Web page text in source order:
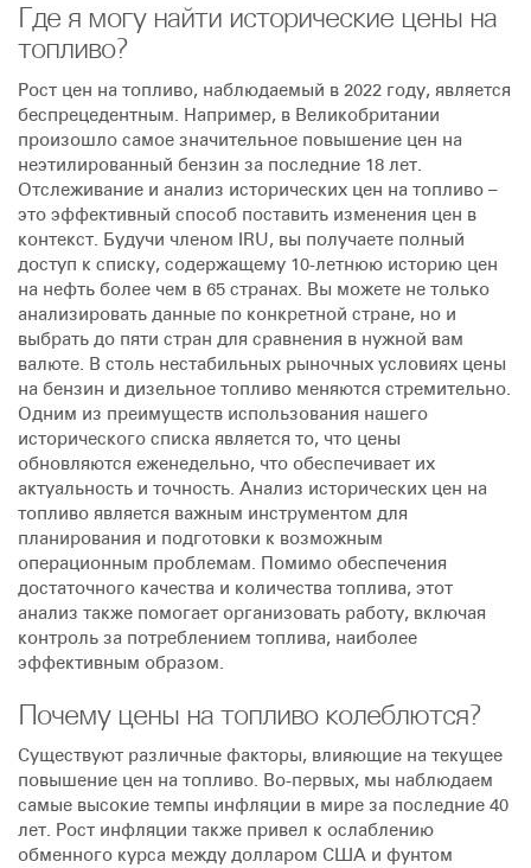
Где я могу найти исторические цены на
топливо?
Рост цен на топливо, наблюдаемый в 2022 году, является
беспрецедентным. Например, в Великобритании
произошло самое значительное повышение цен на
неэтилированный бензин за последние 18 лет.
Отслеживание и анализ исторических цен на топливо –
это эффективный способ поставить изменения цен в
контекст. Будучи членом IRU, вы получаете полный
доступ к списку, содержащему 10-летнюю историю цен
на нефть более чем в 65 странах. Вы можете не только
анализировать данные по конкретной стране, но и
выбрать до пяти стран для сравнения в нужной вам
валюте. В столь нестабильных рыночных условиях цены
на бензин и дизельное топливо меняются стремительно.
Одним из преимуществ использования нашего
исторического списка является то, что цены
обновляются еженедельно, что обеспечивает их
актуальность и точность. Анализ исторических цен на
топливо является важным инструментом для
планирования и подготовки к возможным
операционным проблемам. Помимо обеспечения
достаточного качества и количества топлива, этот
анализ также помогает организовать работу, включая
контроль за потреблением топлива, наиболее
эффективным образом.
Почему цены на топливо колеблются?
Существуют различные факторы, влияющие на текущее
повышение цен на топливо. Во-первых, мы наблюдаем
самые высокие темпы инфляции в мире за последние 40
лет. Рост инфляции также привел к ослаблению
обменного курса между долларом США и фунтом